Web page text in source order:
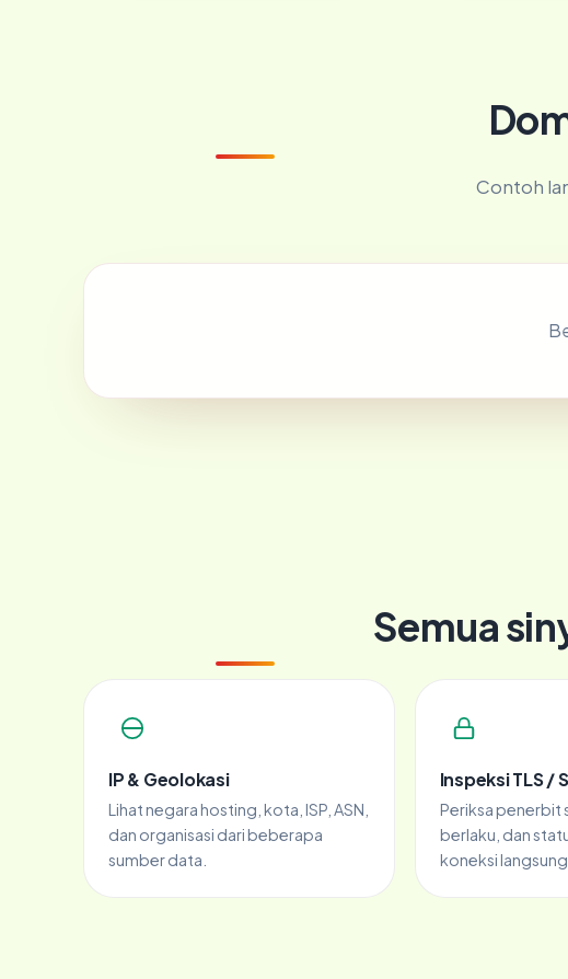
Contoh
Semua
IP & Geolokasi
Lihat negara hosting, kota, ISP, ASN,
dan organisasi dari beberapa
sumber data.
Inspeksi TLS /
Periksa penerbit
berlaku, dan
koneksi langsung.